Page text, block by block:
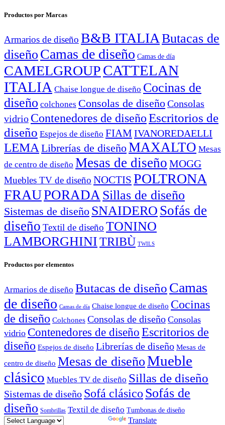
Productos por Marcas
Armarios de diseño B&B ITALIAButacas de
diseño Camas de diseño Camas de día
CAMELGROUPCATTELAN
ITALIA Chaise longue de diseño Cocinas de
diseño colchones Consolas de diseñoConsolas
vidrio Contenedores de diseñoEscritorios de
diseño Espejos de diseño FIAM IVANOREDAELLI
LEMA Librerías de diseñoMAXALTO Mesas
de centro de diseño Mesas de diseño MOGG
Muebles TV de diseño NOCTIS POLTRONA
FRAUPORADASillas de diseño
Sistemas de diseño SNAIDERO Sofás de
diseño Textil de diseño TONINO
LAMBORGHINITRIBÙ TWILS
Productos por elementos
Armarios de diseño Butacas de diseño Camas
de diseño Camas de día Chaise longue de diseño Cocinas
de diseño Colchones Consolas de diseño Consolas
vidrio Contenedores de diseño Escritorios de
diseño Espejos de diseño Librerías de diseño Mesas de
centro de diseño Mesas de diseñoMueble
clásico Muebles TV de diseño Sillas de diseño
Sistemas de diseño Sofá clásico Sofás de
diseño Sombrillas Textil de diseño Tumbonas de diseño
Translate